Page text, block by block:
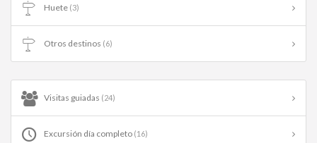
Huete (3)
Otros destinos (6)
Visitas guiadas (24)
Excursión día completo (16)